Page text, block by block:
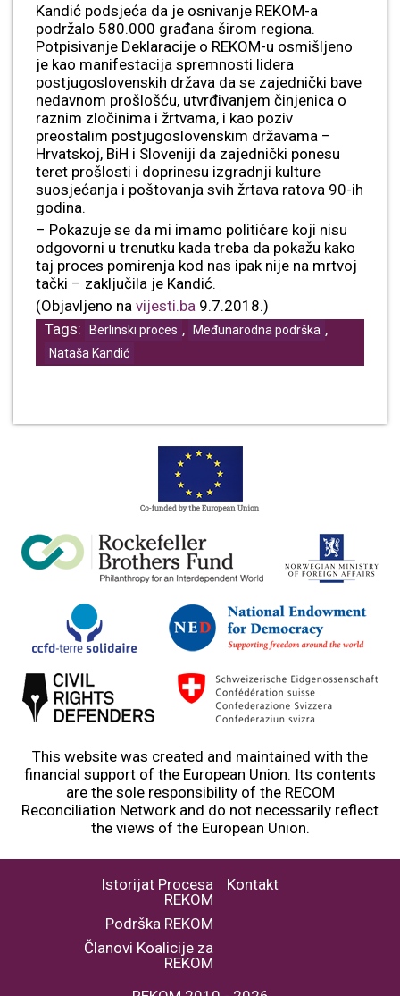
Kandić podsjeća da je osnivanje REKOM-a
podržalo 580.000 građana širom regiona.
Potpisivanje Deklaracije o REKOM-u osmišljeno
je kao manifestacija spremnosti lidera
postjugoslovenskih država da se zajednički bave
nedavnom prošlošću, utvrđivanjem činjenica o
raznim zločinima i žrtvama, i kao poziv
preostalim postjugoslovenskim državama –
Hrvatskoj, BiH i Sloveniji da zajednički ponesu
teret prošlosti i doprinesu izgradnji kulture
suosjećanja i poštovanja svih žrtava ratova 90-ih
godina.
– Pokazuje se da mi imamo političare koji nisu
odgovorni u trenutku kada treba da pokažu kako
taj proces pomirenja kod nas ipak nije na mrtvoj
tački – zaključila je Kandić.
(Objavljeno na vijesti.ba 9.7.2018.)
Tags:
Berlinski proces , Međunarodna podrška ,
Nataša Kandić
This website was created and maintained with the
financial support of the European Union. Its contents
are the sole responsibility of the RECOM
Reconciliation Network and do not necessarily reflect
the views of the European Union.
Istorijat Procesa
REKOM
Podrška REKOM
Članovi Koalicije za
REKOM
Kontakt